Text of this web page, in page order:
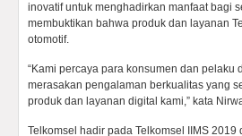
inovatif untuk menghadirkan manfaat bagi
membuktikan bahwa produk dan layanan
otomotif.
“Kami percaya para konsumen dan
merasakan pengalaman berkualitas yang
produk dan layanan digital kami,” kata
Telkomsel hadir pada Telkomsel IIMS